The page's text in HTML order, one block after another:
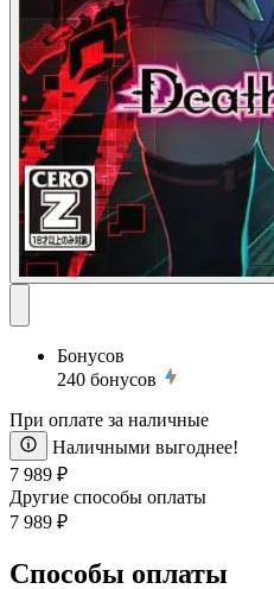
Бонусов
240 бонусов
При оплате за наличные
Наличными выгоднее!
7 989 ₽
Другие способы оплаты
7 989 ₽
Способы оплаты